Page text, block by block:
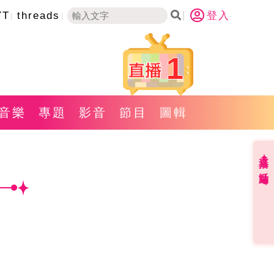
threads 登入
1
樂 專題 影音 節目 圖輯
直播✦活動